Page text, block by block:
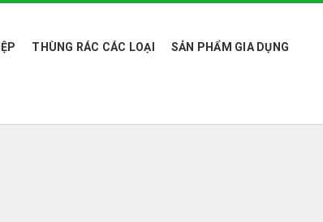
THÙNG RÁC CÁC LOẠI SẢN PHẨM GIA DỤNG